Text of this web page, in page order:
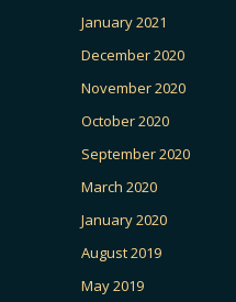
January 2021
December 2020
November 2020
October 2020
September 2020
March 2020
January 2020
August 2019
May 2019